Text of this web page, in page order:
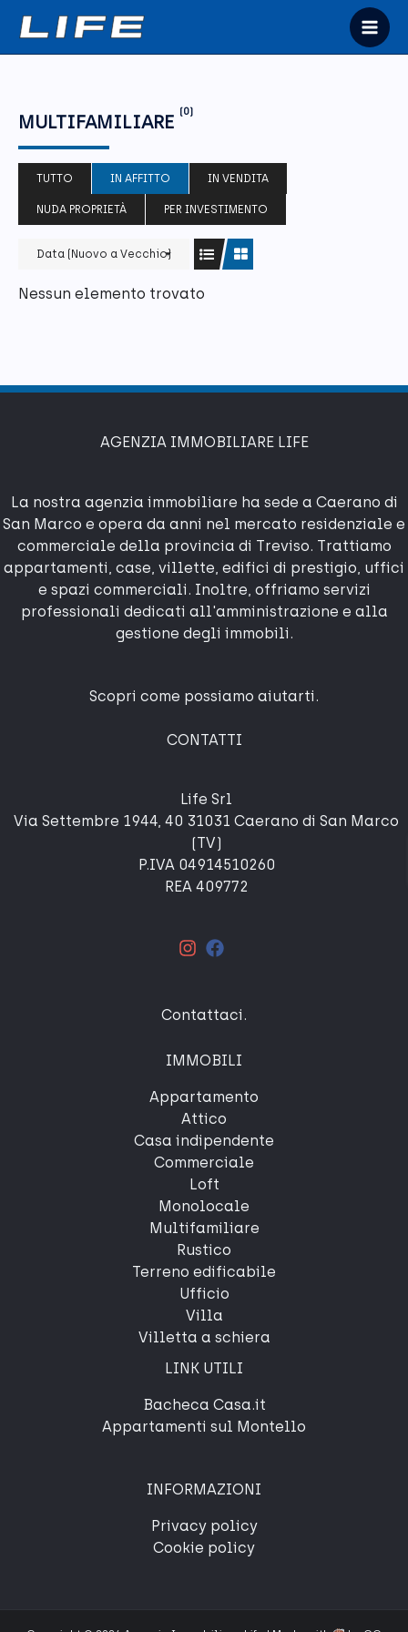
contenuto
MULTIFAMILIARE (0)
TUTTO IN AFFITTO IN VENDITA
NUDA PROPRIETÀ PER INVESTIMENTO
Data (Nuovo a Vecchio)
Nessun elemento trovato
AGENZIA IMMOBILIARE LIFE
La nostra agenzia immobiliare ha sede a Caerano di
San Marco e opera da anni nel mercato residenziale e
commerciale della provincia di Treviso. Trattiamo
appartamenti, case, villette, edifici di prestigio, uffici
e spazi commerciali. Inoltre, offriamo servizi
professionali dedicati all'amministrazione e alla
gestione degli immobili.
Scopri come possiamo aiutarti.
CONTATTI
Life Srl
Via Settembre 1944, 40 31031 Caerano di San Marco
(TV)
P.IVA 04914510260
REA 409772
Contattaci .
IMMOBILI
Appartamento
Attico
Casa indipendente
Commerciale
Loft
Monolocale
Multifamiliare
Rustico
Terreno edificabile
Ufficio
Villa
Villetta a schiera
LINK UTILI
Bacheca Casa.it
Appartamenti sul Montello
INFORMAZIONI
Privacy policy
Cookie policy